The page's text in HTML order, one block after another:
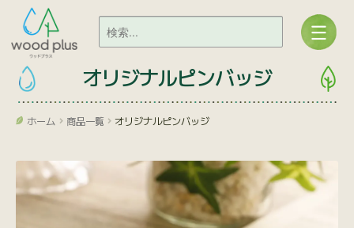
オリジナルピンバッジ
ホーム 商品一覧 オリジナルピンバッジ